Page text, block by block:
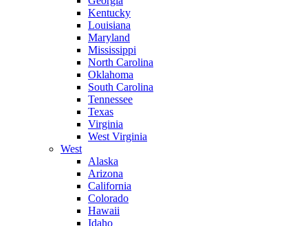
Kentucky
Louisiana
Maryland
Mississippi
North Carolina
Oklahoma
South Carolina
Tennessee
Texas
Virginia
West Virginia
West
Alaska
Arizona
California
Colorado
Hawaii
Idaho